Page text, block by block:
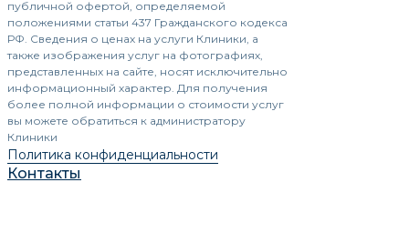
публичной офертой, определяемой
положениями статьи 437 Гражданского кодекса
РФ. Сведения о ценах на услуги Клиники, а
также изображения услуг на фотографиях,
представленных на сайте, носят исключительно
информационный характер. Для получения
более полной информации о стоимости услуг
вы можете обратиться к администратору
Клиники
Политика конфиденциальности
Контакты